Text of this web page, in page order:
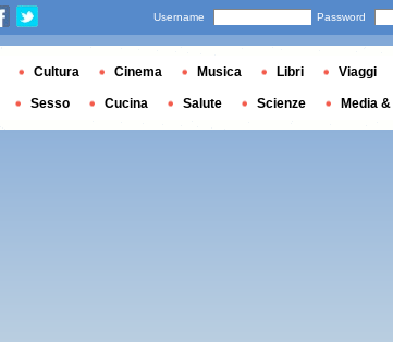
Username Password
Cultura Cinema Musica Libri Viaggi
Sesso Cucina Salute Scienze Media